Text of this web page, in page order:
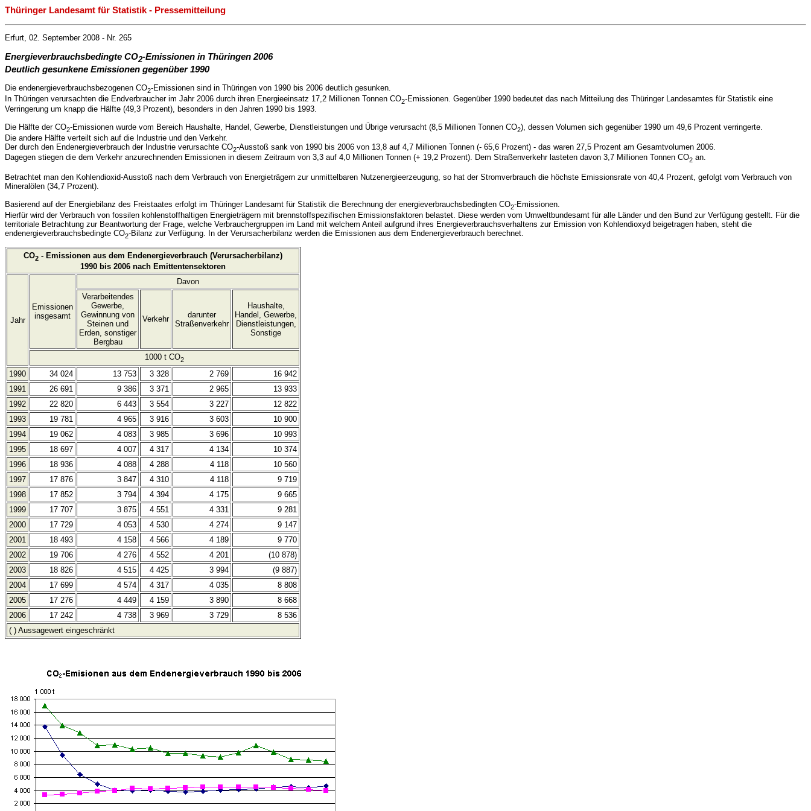
Thüringer Landesamt für Statistik - Pressemitteilung
Erfurt, 02. September 2008 - Nr. 265
Energieverbrauchsbedingte CO2-Emissionen in Thüringen 2006
Deutlich gesunkene Emissionen gegenüber 1990
Die endenergieverbrauchsbezogenen CO2-Emissionen sind in Thüringen von 1990 bis 2006 deutlich gesunken.
In Thüringen verursachten die Endverbraucher im Jahr 2006 durch ihren Energieeinsatz 17,2 Millionen Tonnen CO2-Emissionen. Gegenüber 1990 bedeutet das nach Mitteilung des Thüringer Landesamtes für Statistik eine
Verringerung um knapp die Hälfte (49,3 Prozent), besonders in den Jahren 1990 bis 1993.
Die Hälfte der CO2-Emissionen wurde vom Bereich Haushalte, Handel, Gewerbe, Dienstleistungen und Übrige verursacht (8,5 Millionen Tonnen CO2), dessen Volumen sich gegenüber 1990 um 49,6 Prozent verringerte.
Die andere Hälfte verteilt sich auf die Industrie und den Verkehr.
Der durch den Endenergieverbrauch der Industrie verursachte CO2-Ausstoß sank von 1990 bis 2006 von 13,8 auf 4,7 Millionen Tonnen (- 65,6 Prozent) - das waren 27,5 Prozent am Gesamtvolumen 2006.
Dagegen stiegen die dem Verkehr anzurechnenden Emissionen in diesem Zeitraum von 3,3 auf 4,0 Millionen Tonnen (+ 19,2 Prozent). Dem Straßenverkehr lasteten davon 3,7 Millionen Tonnen CO2 an.
Betrachtet man den Kohlendioxid-Ausstoß nach dem Verbrauch von Energieträgern zur unmittelbaren Nutzenergieerzeugung, so hat der Stromverbrauch die höchste Emissionsrate von 40,4 Prozent, gefolgt vom Verbrauch von
Mineralölen (34,7 Prozent).
Basierend auf der Energiebilanz des Freistaates erfolgt im Thüringer Landesamt für Statistik die Berechnung der energieverbrauchsbedingten CO2-Emissionen.
Hierfür wird der Verbrauch von fossilen kohlenstoffhaltigen Energieträgern mit brennstoffspezifischen Emissionsfaktoren belastet. Diese werden vom Umweltbundesamt für alle Länder und den Bund zur Verfügung gestellt. Für die
territoriale Betrachtung zur Beantwortung der Frage, welche Verbrauchergruppen im Land mit welchem Anteil aufgrund ihres Energieverbrauchsverhaltens zur Emission von Kohlendioxyd beigetragen haben, steht die
endenergieverbrauchsbedingte CO2-Bilanz zur Verfügung. In der Verursacherbilanz werden die Emissionen aus dem Endenergieverbrauch berechnet.
CO2 - Emissionen aus dem Endenergieverbrauch (Verursacherbilanz)
1990 bis 2006 nach Emittentensektoren
Jahr
Emissionen
insgesamt
Davon
Verarbeitendes
Gewerbe,
Gewinnung von
Steinen und
Erden, sonstiger
Bergbau
Verkehr
darunter
Straßenverkehr
Haushalte,
Handel, Gewerbe,
Dienstleistungen,
Sonstige
1000 t CO2
1990 34 024 13 753 3 328 2 769
16 942
1991
26 691 9 386 3 371 2 965
13 933
1992
22 820 6 443 3 554 3 227
12 822
1993
19 781 4 965 3 916 3 603
10 900
1994
19 062 4 083 3 985 3 696
10 993
1995
18 697 4 007 4 317 4 134
10 374
1996
18 936 4 088 4 288 4 118
10 560
1997
17 876 3 847 4 310 4 118
9 719
1998
17 852 3 794 4 394 4 175
9 665
1999
17 707 3 875 4 551 4 331
9 281
2000
17 729 4 053 4 530 4 274
9 147
2001
18 493 4 158 4 566 4 189
9 770
2002
19 706 4 276 4 552 4 201
(10 878)
2003
18 826 4 515 4 425 3 994
(9 887)
2004
17 699 4 574 4 317 4 035
8 808
2005
17 276 4 449 4 159 3 890
8 668
2006
17 242 4 738 3 969 3 729
8 536
( ) Aussagewert eingeschränkt